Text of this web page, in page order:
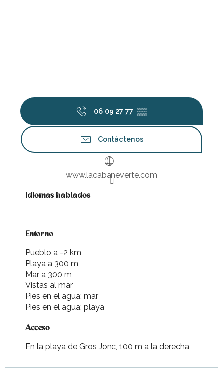
06 09 27 77 ▒▒
Contáctenos
www.lacabaneverte.com
Idiomas hablados
Idiomas hablados
Entorno
Entorno
Pueblo a -2 km
Playa a 300 m
Mar a 300 m
Vistas al mar
Pies en el agua: mar
Pies en el agua: playa
Acceso
Acceso
En la playa de Gros Jonc, 100 m a la derecha